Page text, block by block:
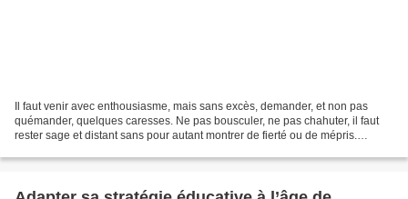
Il faut venir avec enthousiasme, mais sans excès, demander, et non pas
quémander, quelques caresses. Ne pas bousculer, ne pas chahuter, il faut
rester sage et distant sans pour autant montrer de fierté ou de mépris.